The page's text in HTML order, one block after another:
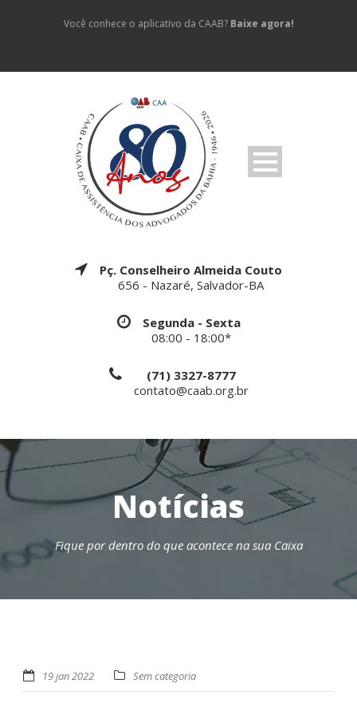
Você conhece o aplicativo da CAAB? Baixe agora!
Pç. Conselheiro Almeida Couto
656 - Nazaré, Salvador-BA
Segunda - Sexta
08:00 - 18:00*
(71) 3327-8777
contato@caab.org.br
Notícias
Fique por dentro do que acontece na sua Caixa
19 jan 2022 Sem categoria